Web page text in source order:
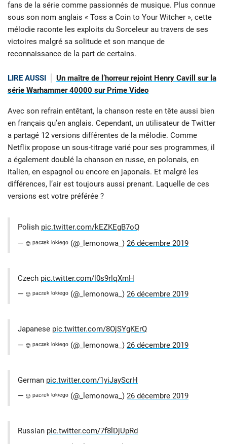
fans de la série comme passionnés de musique. Plus connue
sous son nom anglais « Toss a Coin to Your Witcher », cette
mélodie raconte les exploits du Sorceleur au travers de ses
victoires malgré sa solitude et son manque de
reconnaissance de la part de certains.
LIRE AUSSI
Un maître de l’horreur rejoint Henry Cavill sur la
série Warhammer 40000 sur Prime Video
Avec son refrain entêtant, la chanson reste en tête aussi bien
en français qu’en anglais. Cependant, un utilisateur de Twitter
a partagé 12 versions différentes de la mélodie. Comme
Netflix propose un sous-titrage varié pour ses programmes, il
a également doublé la chanson en russe, en polonais, en
italien, en espagnol ou encore en japonais. Et malgré les
différences, l’air est toujours aussi prenant. Laquelle de ces
versions est votre préférée ?
Polish pic.twitter.com/kEZKEgB7oQ
— ⎊ ᵖᵃᶜᶻᵉᵏ ˡᵒᵏⁱᵉᵍᵒ (@_lemonowa_) 26 décembre 2019
Czech pic.twitter.com/l0s9rlqXmH
— ⎊ ᵖᵃᶜᶻᵉᵏ ˡᵒᵏⁱᵉᵍᵒ (@_lemonowa_) 26 décembre 2019
Japanese pic.twitter.com/8OjSYgKErQ
— ⎊ ᵖᵃᶜᶻᵉᵏ ˡᵒᵏⁱᵉᵍᵒ (@_lemonowa_) 26 décembre 2019
German pic.twitter.com/1yiJayScrH
— ⎊ ᵖᵃᶜᶻᵉᵏ ˡᵒᵏⁱᵉᵍᵒ (@_lemonowa_) 26 décembre 2019
Russian pic.twitter.com/7f8lDjUpRd